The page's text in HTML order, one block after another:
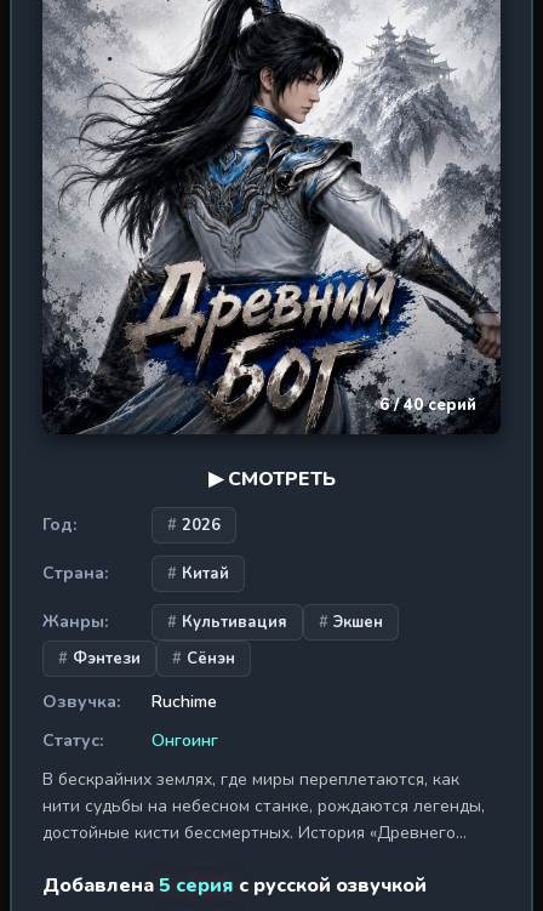
6 / 40 серий
▶ СМОТРЕТЬ
Год: 2026
Страна: Китай
Жанры: Культивация
Экшен
Фэнтези
Сёнэн
Озвучка:
Ruchime
Статус:
Онгоинг
В бескрайних землях, где миры переплетаются, как
нити судьбы на небесном станке, рождаются легенды,
достойные кисти бессмертных. История «Древнего
грандиозная сага о некогда величайшем воине, чье имя
Добавлена 5 серия с русской озвучкой